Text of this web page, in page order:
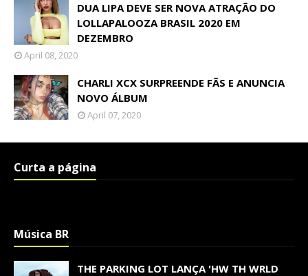
DUA LIPA DEVE SER NOVA ATRAÇÃO DO
LOLLAPALOOZA BRASIL 2020 EM
DEZEMBRO
April 08, 2020
CHARLI XCX SURPREENDE FÃS E ANUNCIA
NOVO ÁLBUM
April 07, 2020
Curta a página
Música BR
THE PARKING LOT LANÇA 'HW TH WRLD